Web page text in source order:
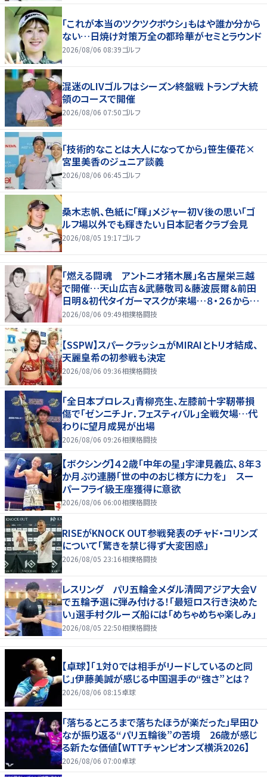
「これが本当のツクツクボウシ」もはや誰か分から
ない…日焼け対策万全の都玲華がセミとラウンド
2026/08/06 08:39ゴルフ
混迷のLIVゴルフはシーズン終盤戦 トランプ大統
領のコースで開催
2026/08/06 07:50ゴルフ
「技術的なことは大人になってから」笹生優花×
宮里美香のジュニア談義
2026/08/06 06:45ゴルフ
桑木志帆、色紙に「輝」メジャー初Ｖ後の思い「ゴ
ルフ場以外でも輝きたい」日本記者クラブ会見
2026/08/05 19:17ゴルフ
「燃える闘魂 アントニオ猪木展」名古屋栄三越
で開催…天山広吉＆武藤敬司＆藤波辰爾＆前田
日明＆初代タイガーマスクが来場…８・２６から９・
７まで
2026/08/06 09:49相撲格闘技
【SSPW】スパークラッシュがMIRAIとトリオ結成、
天麗皇希の初参戦も決定
2026/08/06 09:36相撲格闘技
「全日本プロレス」青柳亮生、左膝前十字靭帯損
傷で「ゼンニチＪｒ．フェスティバル」全戦欠場…代
わりに望月成晃が出場
2026/08/06 09:26相撲格闘技
【ボクシング】４２歳「中年の星」宇津見義広、８年３
か月ぶり連勝「世の中のおじ様方に力を」 スー
パーフライ級王座獲得に意欲
2026/08/06 06:00相撲格闘技
RISEがKNOCK OUT参戦発表のチャド・コリンズ
について「驚きを禁じ得ず大変困惑」
2026/08/05 23:16相撲格闘技
レスリング パリ五輪金メダル清岡アジア大会Ｖ
で五輪予選に弾み付ける！「最短ロス行き決めた
い」選手村クルーズ船には「めちゃめちゃ楽しみ」
2026/08/05 22:50相撲格闘技
【卓球】「１対０では相手がリードしているのと同
じ」伊藤美誠が感じる中国選手の“強さ”とは？
2026/08/06 08:15卓球
「落ちるところまで落ちたほうが楽だった」早田ひ
なが振り返る“パリ五輪後”の苦境 26歳が感じ
る新たな価値【WTTチャンピオンズ横浜2026】
2026/08/06 07:00卓球